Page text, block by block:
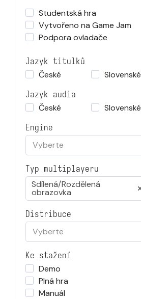
Studentská hra
Vytvořeno na Game Jam
Podpora ovladače
Jazyk titulků
České
Slovenské
Jazyk audia
České
Slovenské
Engine
Vyberte
Typ multiplayeru
Sdílená/Rozdělená
obrazovka
Distribuce
Vyberte
Ke stažení
Demo
Plná hra
Manuál